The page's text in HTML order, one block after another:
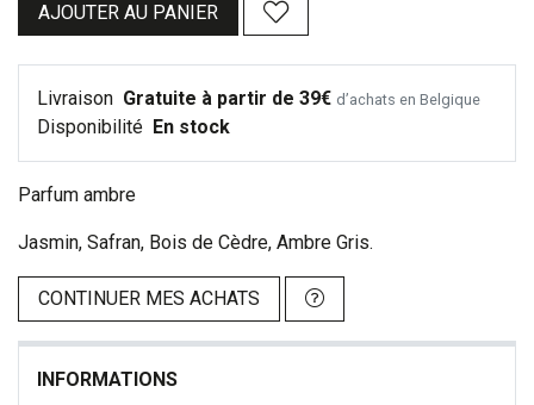
AJOUTER AU PANIER
Livraison Gratuite à partir de 39€ d’achats en Belgique
Disponibilité En stock
Parfum ambre
Jasmin, Safran, Bois de Cèdre, Ambre Gris.
CONTINUER MES ACHATS
INFORMATIONS